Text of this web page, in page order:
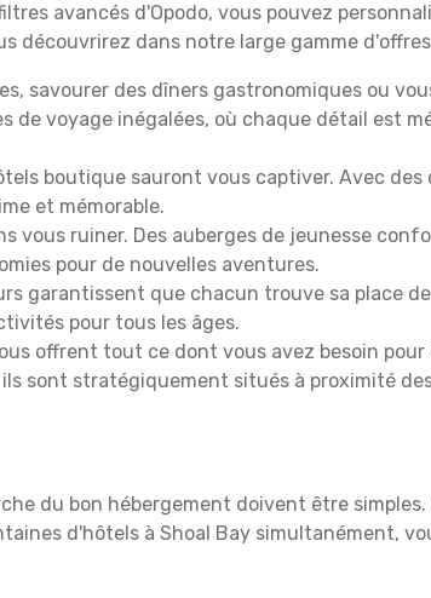
avancés d'Opodo, vous pouvez
découvrirez dans notre large gamme
savourer des dîners gastronomiques ou
de voyage inégalées, où chaque détail est
boutique sauront vous captiver. Avec des
et mémorable.
vous ruiner. Des auberges de jeunesse
pour de nouvelles aventures.
garantissent que chacun trouve sa place
pour tous les âges.
offrent tout ce dont vous avez besoin
sont stratégiquement situés à proximité
du bon hébergement doivent être
d'hôtels à Shoal Bay simultanément,